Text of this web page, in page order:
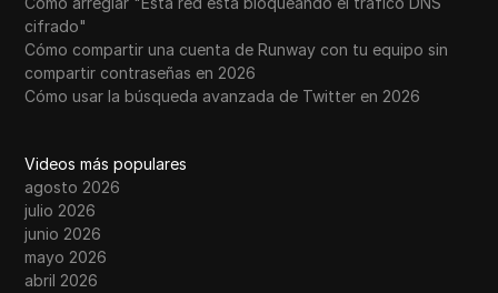
cifrado"
Cómo compartir una cuenta de Runway con tu equipo sin
compartir contraseñas en 2026
Cómo usar la búsqueda avanzada de Twitter en 2026
Videos más populares
agosto 2026
julio 2026
junio 2026
mayo 2026
abril 2026